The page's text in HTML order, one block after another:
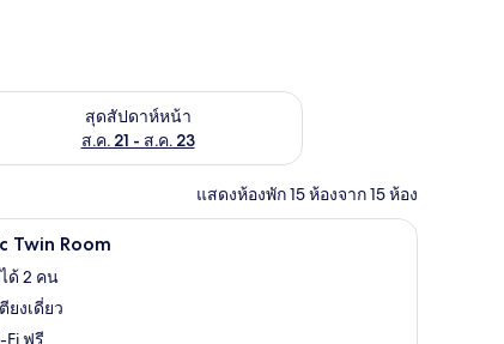
14 - ส.ค. 16สุดสัปดาห์หน้า
ส.ค. 21 - ส.ค. 23
สอบจำนวนห้องพักว่างในสุดสัปดาห์หน้า ส.ค. 21 - ส.ค. 23
แสดงห้องพัก 15 ห้องจาก 15 ห้อง
ร์, ตู้นิรภัยในห้องพัก
ย
เครื่องนอนระดับพรีเมียม, ผ้านวมขนเป็ด, มินิบ
Twin Room
ด้ 2 คน
ยงเดี่ยว
Fi ฟรี